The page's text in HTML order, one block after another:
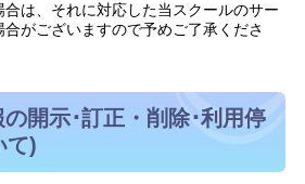
は、それに対応した当スクールのサー
がございますので予めご了承くださ
開示･訂正・削除･利用停
て)